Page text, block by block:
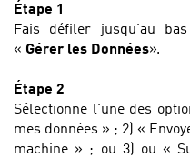
Étape 1
Fais défiler jusqu'au
« Gérer les Données».
Étape 2
Sélectionne l'une des
mes données » ; 2) «
machine » ; ou 3) ou «